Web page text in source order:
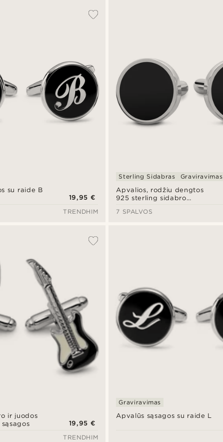
su raide B
19,95 €
TRENDHIM
Apvalios, rodžiu dengtos
925 sterling sidabro
onikso detalėmis
Sterling Sidabras Graviravimas
7 SPALVOS
ir juodos
19,95 €
TRENDHIM
Apvalūs sąsagos su raide L
Graviravimas